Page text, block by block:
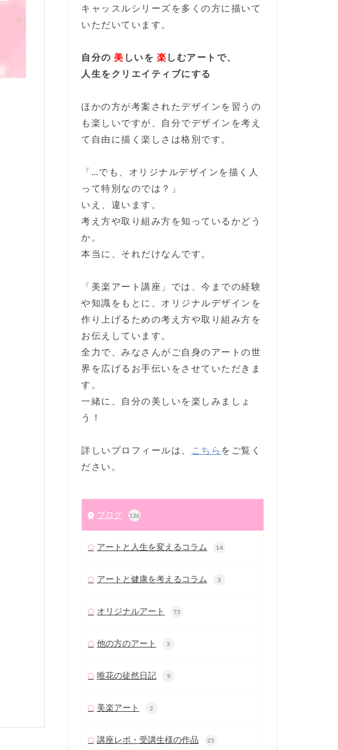
キャッスルシリーズを多くの方に描いて
いただいています。
自分の 美 しいを 楽 しむアートで、
人生をクリエイティブにする
ほかの方が考案されたデザインを習うの
も楽しいですが、自分でデザインを考え
て自由に描く楽しさは格別です。
「…でも、オリジナルデザインを描く人
って特別なのでは？」
いえ、違います。
考え方や取り組み方を知っているかどう
か。
本当に、それだけなんです。
「美楽アート講座」では、今までの経験
や知識をもとに、オリジナルデザインを
作り上げるための考え方や取り組み方を
お伝えしています。
全力で、みなさんがご自身のアートの世
界を広げるお手伝いをさせていただきま
す。
一緒に、自分の美しいを楽しみましょ
う！
詳しいプロフィールは、 こちら をご覧く
ださい。
ブログ 136
アートと人生を変えるコラム 14
アートと健康を考えるコラム 3
オリジナルアート 73
他の方のアート 3
唯花の徒然日記 9
美楽アート 2
講座レポ・受講生様の作品 25